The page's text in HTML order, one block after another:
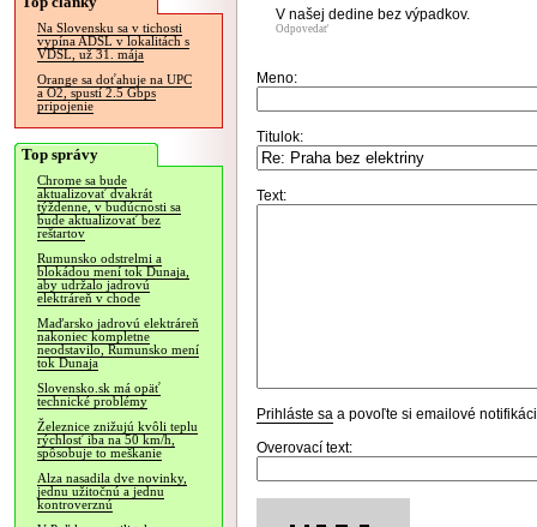
Na Slovensku sa v tichosti
vypína ADSL v lokalitách s
VDSL, už 31. mája
Orange sa doťahuje na UPC
a O2, spustí 2.5 Gbps
pripojenie
Top správy
Chrome sa bude
aktualizovať dvakrát
týždenne, v budúcnosti sa
bude aktualizovať bez
reštartov
Rumunsko odstrelmi a
blokádou mení tok Dunaja,
aby udržalo jadrovú
elektráreň v chode
Maďarsko jadrovú elektráreň
nakoniec kompletne
neodstavilo, Rumunsko mení
tok Dunaja
Slovensko.sk má opäť
technické problémy
Železnice znižujú kvôli teplu
rýchlosť iba na 50 km/h,
spôsobuje to meškanie
Alza nasadila dve novinky,
jednu užitočnú a jednu
kontroverznú
V našej dedine bez výpadkov.
Odpovedať
Meno:
Titulok:
Text:
Prihláste sa a povoľte si emailové
Overovací text: